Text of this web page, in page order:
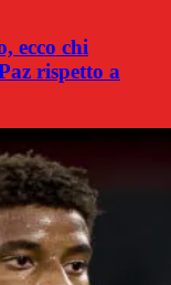
ecco chi
rispetto a